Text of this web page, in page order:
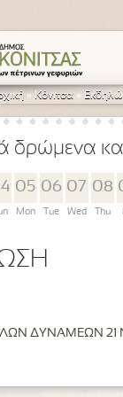
» Κόνιτσα »
δρώμενα
05
Mon
06
Tue
07
Wed
08
Thu
ΔΥΝΑΜΕΩΝ 21